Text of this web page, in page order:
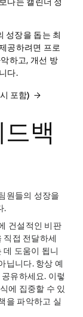
성장을 돕는 최
공하려면 프로
하고, 개선 방
다.
포함)
백
원들의 성장을
.
건설적인 비판
직접 전달하세
데 도움이 됩니
닙니다. 항상 예
유하세요. 이렇
에 집중할 수 있
을 파악하고 실